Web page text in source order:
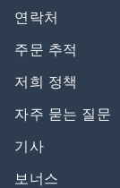
연락처
주문 추적
저희 정책
자주 묻는 질문
기사
보너스